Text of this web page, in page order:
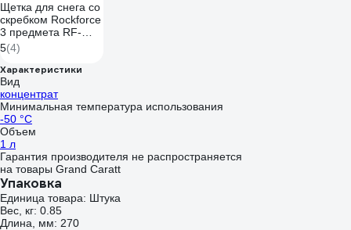
Щетка для снега со
скребком Rockforce
3 предмета RF-
DS04674(63440)
5(4)
Характеристики
Вид
концентрат
Минимальная температура использования
-50 °С
Объем
1 л
Гарантия производителя не распространяется
на товары Grand Caratt
Упаковка
Единица товара: Штука
Вес, кг: 0.85
Длина, мм: 270